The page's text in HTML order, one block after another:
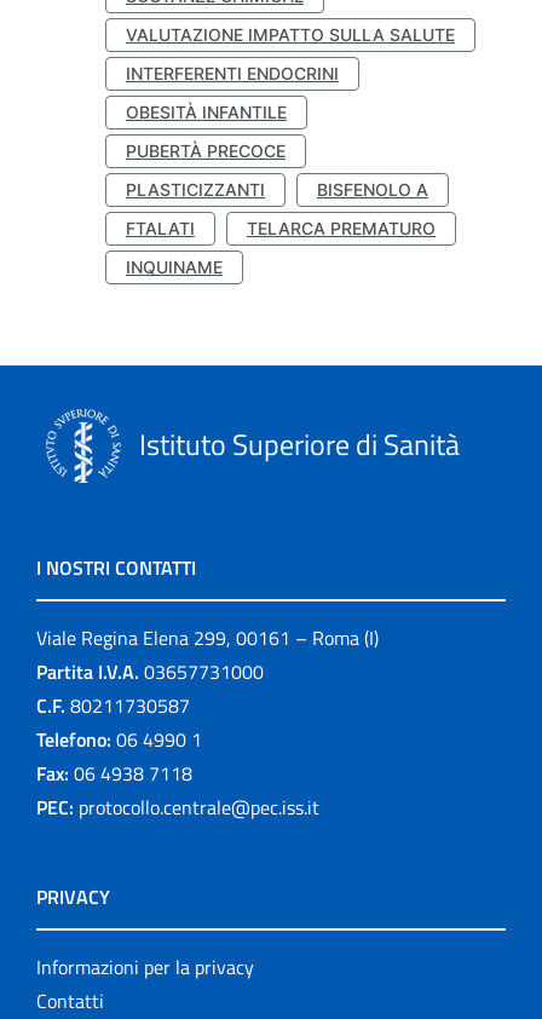
VALUTAZIONE IMPATTO SULLA SALUTE
INTERFERENTI ENDOCRINI
OBESITÀ INFANTILE
PUBERTÀ PRECOCE
PLASTICIZZANTI
BISFENOLO A
FTALATI
TELARCA PREMATURO
INQUINAME
Istituto Superiore di Sanità
I NOSTRI CONTATTI
Viale Regina Elena 299, 00161 – Roma (I)
Partita I.V.A. 03657731000
C.F. 80211730587
Telefono: 06 4990 1
Fax: 06 4938 7118
PEC: protocollo.centrale@pec.iss.it
PRIVACY
Informazioni per la privacy
Contatti